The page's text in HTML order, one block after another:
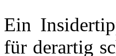
Ein
für derartig